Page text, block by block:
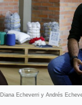
Diana Echeverri y Andrés